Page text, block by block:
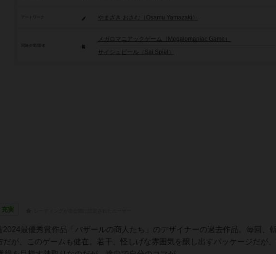
アートワーク やまざき おさむ（Osamu Yamazaki）
メガロマニアックゲーム（Megalomaniac Game）
サイシュピール（Sai Spiel）
充実
最優秀賞作品「バザールの商人たち」のデザイナーの過去作品。毎回、斬
だが、このゲームも健在。若干、怪しげな雰囲気を醸し出すパッケージだが